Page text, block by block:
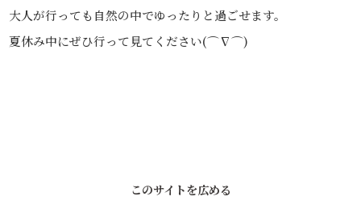
大人が行っても自然の中でゆったりと過ごせます。
夏休み中にぜひ行って見てください(⌒∇⌒)
このサイトを広める